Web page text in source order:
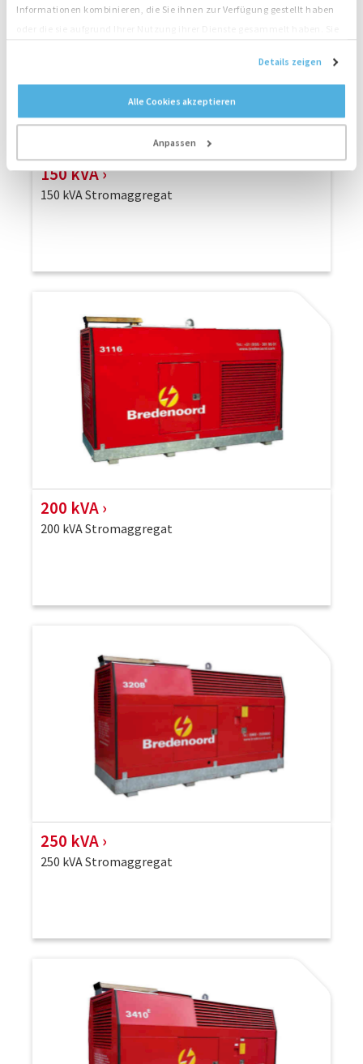
Informationen kombinieren, die Sie ihnen zur Verfügung gestellt haben
Details zeigen
Alle Cookies akzeptieren
Anpassen
150 kVA
150 kVA Stromaggregat
200 kVA
200 kVA Stromaggregat
250 kVA
250 kVA Stromaggregat